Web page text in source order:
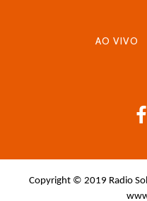
AO VIVO
Copyright © 2019 Radio